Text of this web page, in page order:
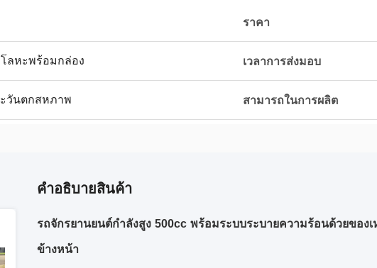
ราคา
ลหะพร้อมกล่อง เวลาการส่งมอบ
วันตกสหภาพ สามารถในการผลิต
คําอธิบายสินค้า
รถจักรยานยนต์กำลังสูง 500cc พร้อมระบบระบายความร้อนด้วยของ
ข้างหน้า